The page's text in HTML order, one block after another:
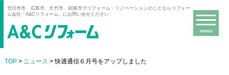
廿日市市、広島市、大竹市、岩国市でリフォーム・リノベーションのことならリフォー
ム会社「A&Cリフォーム」にお問い合せください
menu
TOP> ニュース > 快適通信６月号をアップしました